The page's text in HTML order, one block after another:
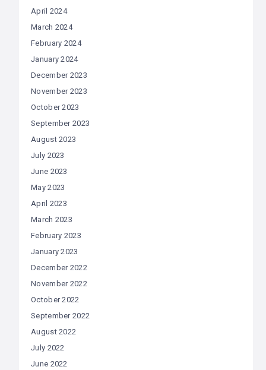
April 2024
March 2024
February 2024
January 2024
December 2023
November 2023
October 2023
September 2023
August 2023
July 2023
June 2023
May 2023
April 2023
March 2023
February 2023
January 2023
December 2022
November 2022
October 2022
September 2022
August 2022
July 2022
June 2022